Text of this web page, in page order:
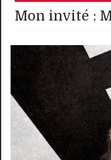
Mon invité :